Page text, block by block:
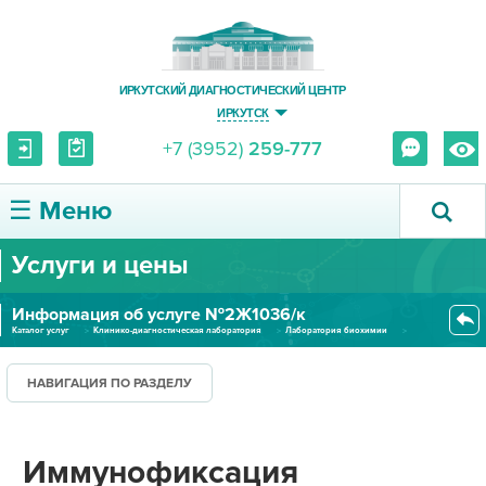
ИРКУТСКИЙ ДИАГНОСТИЧЕСКИЙ ЦЕНТР
ИРКУТСК
+7 (3952) 259-777
☰ Меню
О ЦЕНТРЕ
УСЛУГИ И ЦЕНЫ
ПАЦИЕНТУ
Услуги и цены
Информация об услуге №2Ж1036/к
Каталог услуг Клинико-диагностическая лаборатория
Лаборатория биохимии
НАВИГАЦИЯ ПО РАЗДЕЛУ
Иммунофиксация